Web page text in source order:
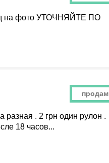
на фото УТОЧНЯЙТЕ ПО
продам
. 2 грн один рулон .
18 часов...